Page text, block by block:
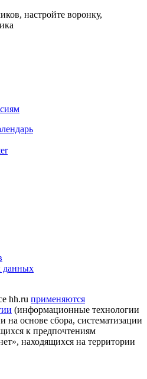
настройте воронку,
данных
hh.ru применяются
(информационные технологии
на основе сбора, систематизации
к предпочтениям
находящихся на территории